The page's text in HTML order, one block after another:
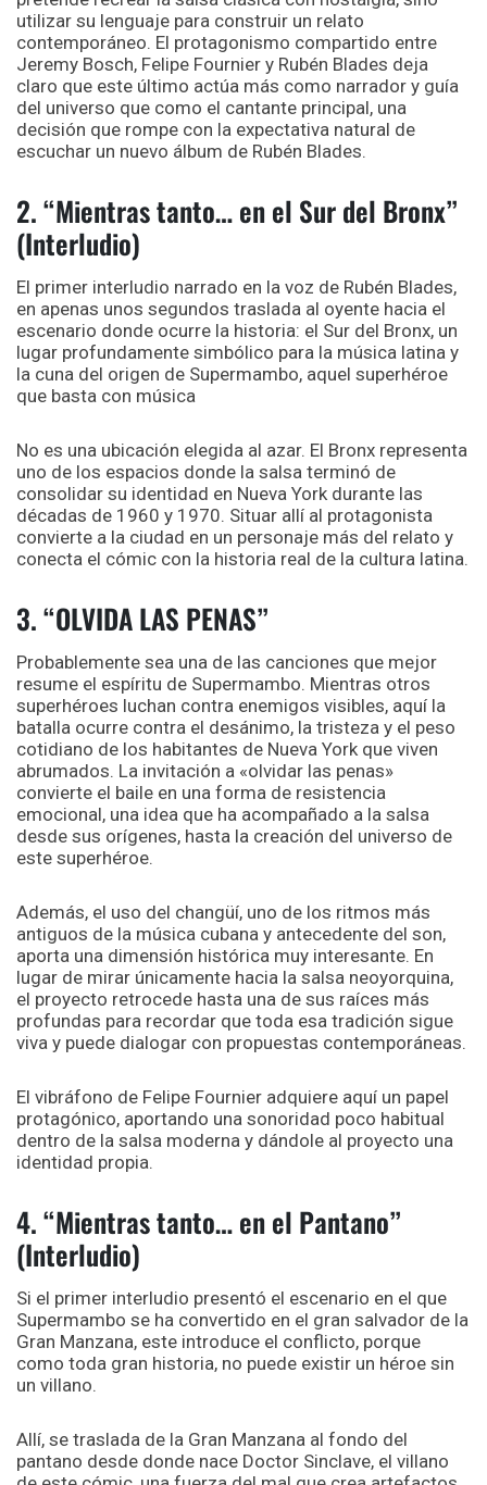
utilizar su lenguaje para construir un relato
contemporáneo. El protagonismo compartido entre
Jeremy Bosch, Felipe Fournier y Rubén Blades deja
claro que este último actúa más como narrador y guía
del universo que como el cantante principal, una
decisión que rompe con la expectativa natural de
escuchar un nuevo álbum de Rubén Blades.
2. “Mientras tanto… en el Sur del Bronx”
(Interludio)
El primer interludio narrado en la voz de Rubén Blades,
en apenas unos segundos traslada al oyente hacia el
escenario donde ocurre la historia: el Sur del Bronx, un
lugar profundamente simbólico para la música latina y
la cuna del origen de Supermambo, aquel superhéroe
que basta con música
No es una ubicación elegida al azar. El Bronx representa
uno de los espacios donde la salsa terminó de
consolidar su identidad en Nueva York durante las
décadas de 1960 y 1970. Situar allí al protagonista
convierte a la ciudad en un personaje más del relato y
conecta el cómic con la historia real de la cultura latina.
3. “OLVIDA LAS PENAS”
Probablemente sea una de las canciones que mejor
resume el espíritu de Supermambo. Mientras otros
superhéroes luchan contra enemigos visibles, aquí la
batalla ocurre contra el desánimo, la tristeza y el peso
cotidiano de los habitantes de Nueva York que viven
abrumados. La invitación a «olvidar las penas»
convierte el baile en una forma de resistencia
emocional, una idea que ha acompañado a la salsa
desde sus orígenes, hasta la creación del universo de
este superhéroe.
Además, el uso del changüí, uno de los ritmos más
antiguos de la música cubana y antecedente del son,
aporta una dimensión histórica muy interesante. En
lugar de mirar únicamente hacia la salsa neoyorquina,
el proyecto retrocede hasta una de sus raíces más
profundas para recordar que toda esa tradición sigue
viva y puede dialogar con propuestas contemporáneas.
El vibráfono de Felipe Fournier adquiere aquí un papel
protagónico, aportando una sonoridad poco habitual
dentro de la salsa moderna y dándole al proyecto una
identidad propia.
4. “Mientras tanto… en el Pantano”
(Interludio)
Si el primer interludio presentó el escenario en el que
Supermambo se ha convertido en el gran salvador de la
Gran Manzana, este introduce el conflicto, porque
como toda gran historia, no puede existir un héroe sin
un villano.
Allí, se traslada de la Gran Manzana al fondo del
pantano desde donde nace Doctor Sinclave, el villano